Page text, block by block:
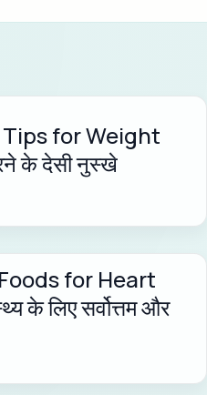
for Weight
के देसी नुस्खे
for Heart
के लिए सर्वोत्तम और